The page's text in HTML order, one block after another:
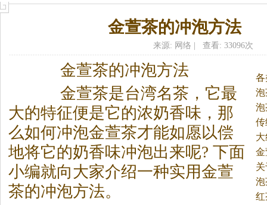
金萱茶的冲泡方法
来源: 网络 | 查看: 33096次
法
金萱茶的冲泡方法
金萱茶是台湾名茶 ，它最
大的特征便是它的浓奶香味，那
么如何冲泡金萱茶才能如愿以偿
地将它的奶香味冲泡出来呢? 下面
小编就向大家介绍一种实用金萱
茶的冲泡方法。